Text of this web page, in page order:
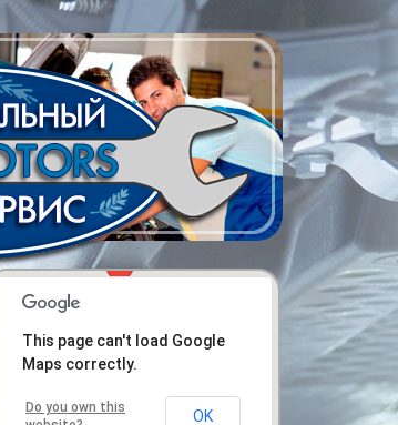
This page can't load Google
Maps correctly.
Do you own this
OK